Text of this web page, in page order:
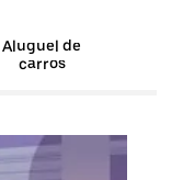
Aluguel de
carros